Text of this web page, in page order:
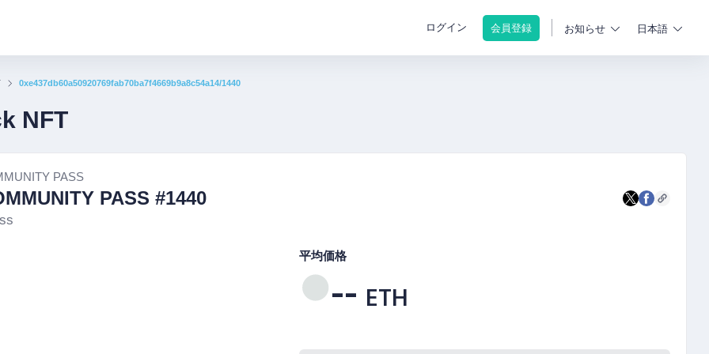
ログイン 会員登録 お知らせ 日本語
0xe437db60a50920769fab70ba7f4669b9a8c54a14/1440
NFT
PASS
PASS #1440
平均価格
-- ETH